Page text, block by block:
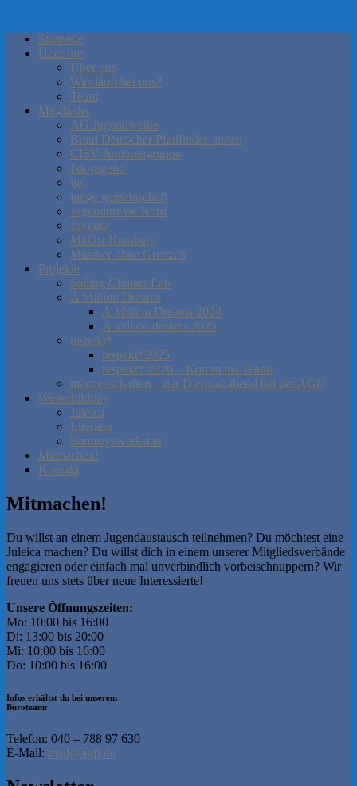
Startseite
Über uns
Über uns
Was läuft bei uns?
Team
Mitglieder
AG Jugendweihe
Bund Deutscher Pfadfinder_innen
CISV-Juniorengruppe
fkk-jugend
ijel
junge gemeinschaft
Jugendpresse Nord
Juvente
MitOst Hamburg
Musiker ohne Grenzen
Projekte
Sailing Climate Lab
A Million Dreams
A Million Dreams 2024
A million dreams 2025
respekt*
respekt*2025
respekt* 2026 – Komm ins Team!
machenschaften – der Dienstagabend bei der AGfJ
Weiterbildung
Juleica
Literatur
Sonntagswerkstatt
Mitmachen!
Kontakt
Mitmachen!
Du willst an einem Jugendaustausch teilnehmen? Du möchtest eine
Juleica machen? Du willst dich in einem unserer Mitgliedsverbände
engagieren oder einfach mal unverbindlich vorbeischnuppern? Wir
freuen uns stets über neue Interessierte!
Unsere Öffnungszeiten:
Mo: 10:00 bis 16:00
Di: 13:00 bis 20:00
Mi: 10:00 bis 16:00
Do: 10:00 bis 16:00
Infos erhältst du bei unserem
Büroteam:
Telefon: 040 – 788 97 630
E-Mail: mail@agfj.de